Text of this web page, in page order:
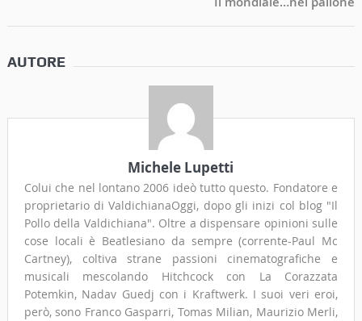
AUTORE
Michele Lupetti
Colui che nel lontano 2006 ideò tutto questo. Fondatore e
proprietario di ValdichianaOggi, dopo gli inizi col blog "Il
Pollo della Valdichiana". Oltre a dispensare opinioni sulle
cose locali è Beatlesiano da sempre (corrente-Paul Mc
Cartney), coltiva strane passioni cinematografiche e
musicali mescolando Hitchcock con La Corazzata
Potemkin, Nadav Guedj con i Kraftwerk. I suoi veri eroi,
però, sono Franco Gasparri, Tomas Milian, Maurizio Merli,